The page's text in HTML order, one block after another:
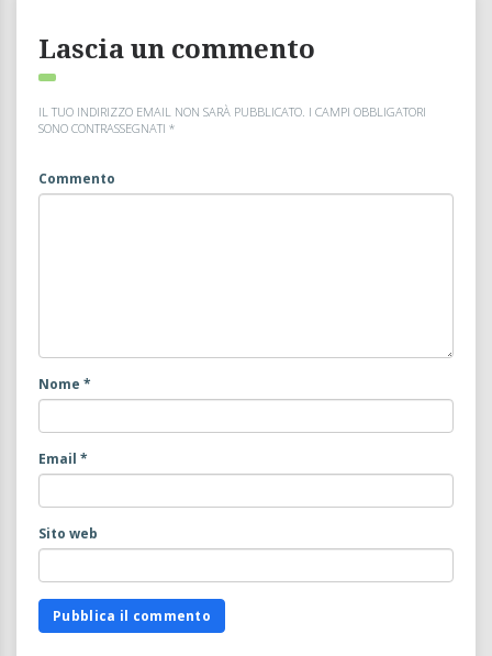
Lascia un commento
IL TUO INDIRIZZO EMAIL NON SARÀ PUBBLICATO. I CAMPI OBBLIGATORI
SONO CONTRASSEGNATI *
Commento
Nome *
Email *
Sito web